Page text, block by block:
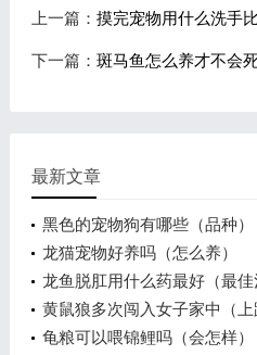
上一篇： 摸完宠物用什么洗手
下一篇： 斑马鱼怎么养才不会
最新文章
黑色的宠物狗有哪些（品种）
龙猫宠物好养吗（怎么养）
龙鱼脱肛用什么药最好（最佳
黄鼠狼多次闯入女子家中（上
龟粮可以喂锦鲤吗（会怎样）